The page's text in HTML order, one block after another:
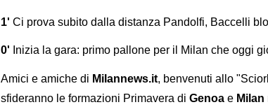
1' Ci prova subito dalla distanza Pandolfi, Baccelli
0' Inizia la gara: primo pallone per il Milan che oggi
Amici e amiche di Milannews.it, benvenuti allo
sfideranno le formazioni Primavera di Genoa e Milan